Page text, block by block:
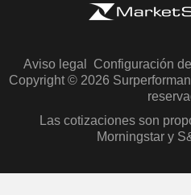
Aviso legal Configuración
Copyright © 2026
Las cotizaciones son
Morningstar y